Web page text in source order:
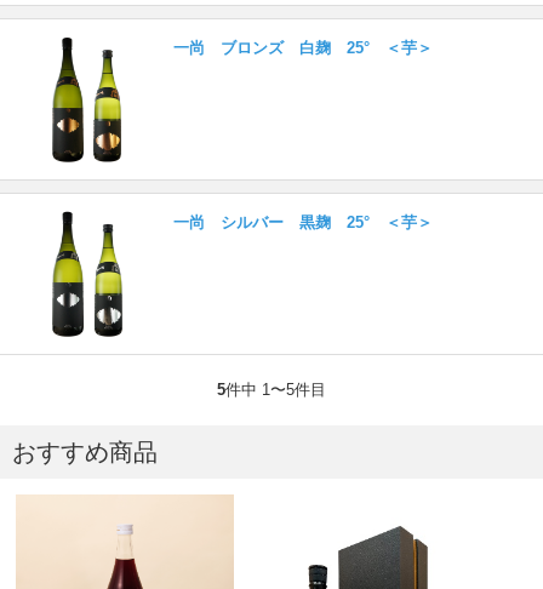
一尚 ブロンズ 白麹 25° ＜芋＞
一尚 シルバー 黒麹 25° ＜芋＞
5件中 1〜5件目
おすすめ商品